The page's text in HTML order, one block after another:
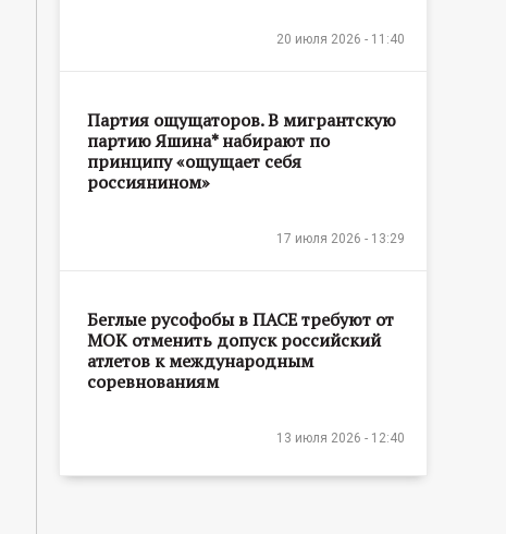
20 июля 2026 - 11:40
Партия ощущаторов. В мигрантскую
партию Яшина* набирают по
принципу «ощущает себя
россиянином»
17 июля 2026 - 13:29
Беглые русофобы в ПАСЕ требуют от
МОК отменить допуск российский
атлетов к международным
соревнованиям
13 июля 2026 - 12:40